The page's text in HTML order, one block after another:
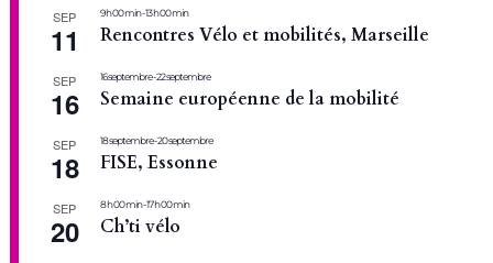
SEP
11
9 h 00 min-13 h 00 min
Rencontres Vélo et mobilités, Marseille
SEP
16
16 septembre-22 septembre
Semaine européenne de la mobilité
SEP
18
18 septembre-20 septembre
FISE, Essonne
SEP
20
8 h 00 min-17 h 00 min
Ch’ti vélo